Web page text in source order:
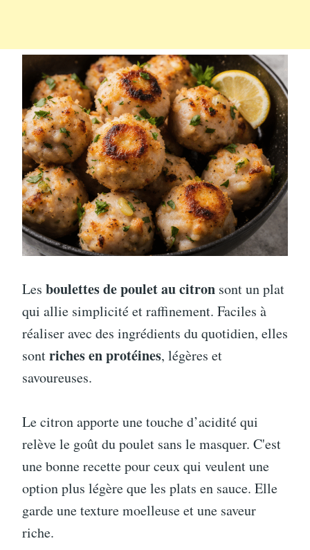
Les boulettes de poulet au citron sont un plat
qui allie simplicité et raffinement. Faciles à
réaliser avec des ingrédients du quotidien, elles
sontriches en protéines, légères et
savoureuses.
Le citron apporte une touche d’acidité qui
relève le goût du poulet sans le masquer. C'est
une bonne recette pour ceux qui veulent une
option plus légère que les plats en sauce. Elle
garde une texture moelleuse et une saveur
riche.